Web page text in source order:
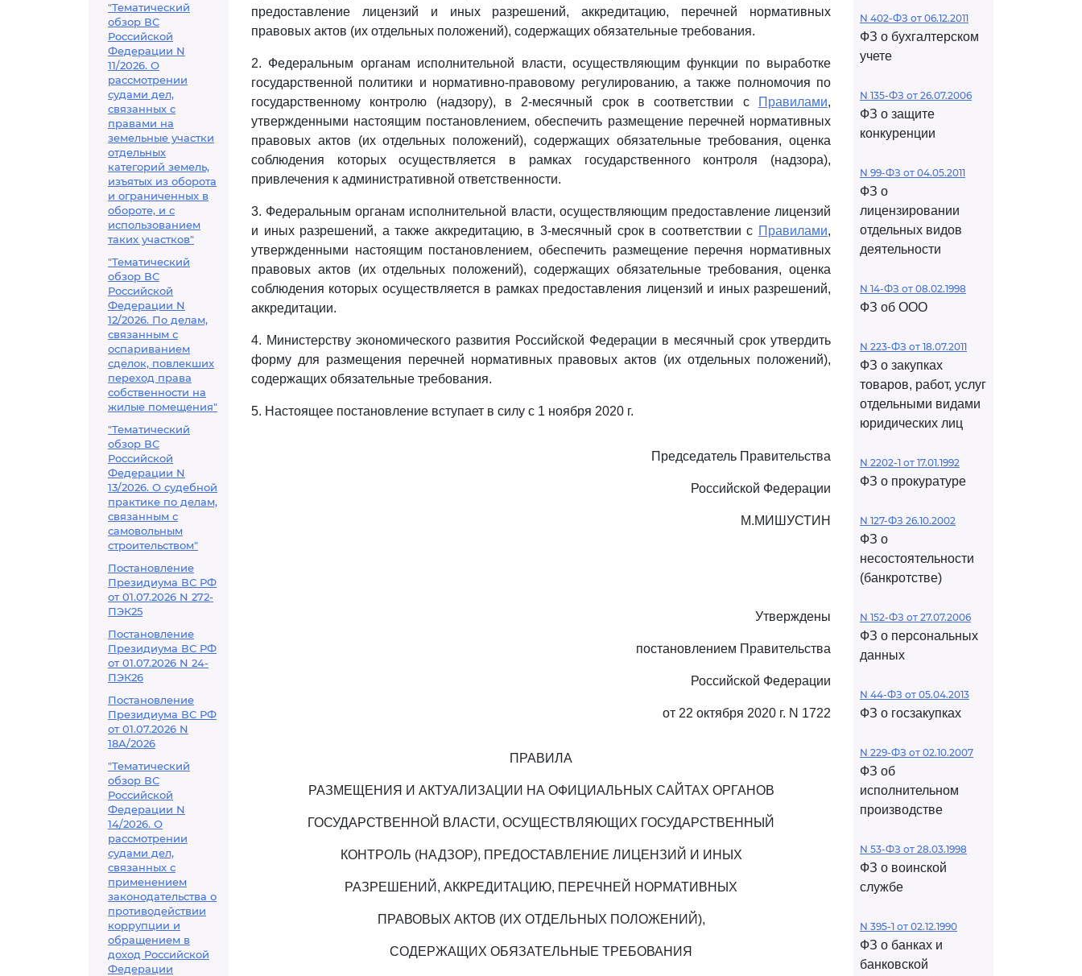
"Тематический
обзор ВС
Российской
Федерации N
11/2026. О
рассмотрении
судами дел,
связанных с
правами на
земельные участки
отдельных
категорий земель,
изъятых из оборота
и ограниченных в
обороте, и с
использованием
таких участков"
"Тематический
обзор ВС
Российской
Федерации N
12/2026. По делам,
связанным с
оспариванием
сделок, повлекших
переход права
собственности на
жилые помещения"
"Тематический
обзор ВС
Российской
Федерации N
13/2026. О судебной
практике по делам,
связанным с
самовольным
строительством"
Постановление
Президиума ВС РФ
от 01.07.2026 N 272-
ПЭК25
Постановление
Президиума ВС РФ
от 01.07.2026 N 24-
ПЭК26
Постановление
Президиума ВС РФ
от 01.07.2026 N
18А/2026
"Тематический
обзор ВС
Российской
Федерации N
14/2026. О
рассмотрении
судами дел,
связанных с
применением
законодательства о
противодействии
коррупции и
обращением в
доход Российской
Федерации
предоставление лицензий и иных разрешений, аккредитацию, перечней нормативных
правовых актов (их отдельных положений), содержащих обязательные требования.
2. Федеральным органам исполнительной власти, осуществляющим функции по выработке
государственной политики и нормативно-правовому регулированию, а также полномочия по
государственному контролю (надзору), в 2-месячный срок в соответствии с
Правилами,
утвержденными настоящим постановлением, обеспечить размещение перечней нормативных
правовых актов (их отдельных положений), содержащих обязательные требования, оценка
соблюдения которых осуществляется в рамках государственного контроля (надзора),
привлечения к административной ответственности.
3. Федеральным органам исполнительной власти, осуществляющим предоставление лицензий
и иных разрешений, а также аккредитацию, в 3-месячный срок в соответствии с Правилами,
утвержденными настоящим постановлением, обеспечить размещение перечня нормативных
правовых актов (их отдельных положений), содержащих обязательные требования, оценка
соблюдения которых осуществляется в рамках предоставления лицензий и иных разрешений,
аккредитации.
4. Министерству экономического развития Российской Федерации в месячный срок утвердить
форму для размещения перечней нормативных правовых актов (их отдельных положений),
содержащих обязательные требования.
5. Настоящее постановление вступает в силу с 1 ноября 2020 г.
Председатель Правительства
Российской Федерации
М.МИШУСТИН
Утверждены
постановлением Правительства
Российской Федерации
от 22 октября 2020 г. N 1722
ПРАВИЛА
РАЗМЕЩЕНИЯ И АКТУАЛИЗАЦИИ НА ОФИЦИАЛЬНЫХ САЙТАХ ОРГАНОВ
ГОСУДАРСТВЕННОЙ ВЛАСТИ, ОСУЩЕСТВЛЯЮЩИХ ГОСУДАРСТВЕННЫЙ
КОНТРОЛЬ (НАДЗОР), ПРЕДОСТАВЛЕНИЕ ЛИЦЕНЗИЙ И ИНЫХ
РАЗРЕШЕНИЙ, АККРЕДИТАЦИЮ, ПЕРЕЧНЕЙ НОРМАТИВНЫХ
ПРАВОВЫХ АКТОВ (ИХ ОТДЕЛЬНЫХ ПОЛОЖЕНИЙ),
СОДЕРЖАЩИХ ОБЯЗАТЕЛЬНЫЕ ТРЕБОВАНИЯ
N 402-ФЗ от 06.12.2011
ФЗ о бухгалтерском
учете
N 135-ФЗ от 26.07.2006
ФЗ о защите
конкуренции
N 99-ФЗ от 04.05.2011
ФЗ о
лицензировании
отдельных видов
деятельности
N 14-ФЗ от 08.02.1998
ФЗ об ООО
N 223-ФЗ от 18.07.2011
ФЗ о закупках
товаров, работ, услуг
отдельными видами
юридических лиц
N 2202-1 от 17.01.1992
ФЗ о прокуратуре
N 127-ФЗ 26.10.2002
ФЗ о
несостоятельности
(банкротстве)
N 152-ФЗ от 27.07.2006
ФЗ о персональных
данных
N 44-ФЗ от 05.04.2013
ФЗ о госзакупках
N 229-ФЗ от 02.10.2007
ФЗ об
исполнительном
производстве
N 53-ФЗ от 28.03.1998
ФЗ о воинской
службе
N 395-1 от 02.12.1990
ФЗ о банках и
банковской